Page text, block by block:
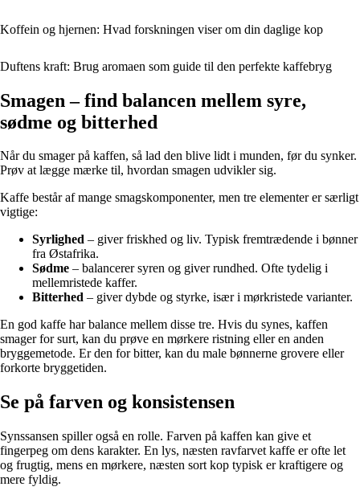
Koffein og hjernen: Hvad forskningen viser om din daglige kop
Duftens kraft: Brug aromaen som guide til den perfekte kaffebryg
Smagen – find balancen mellem syre,
sødme og bitterhed
Når du smager på kaffen, så lad den blive lidt i munden, før du synker.
Prøv at lægge mærke til, hvordan smagen udvikler sig.
Kaffe består af mange smagskomponenter, men tre elementer er særligt
vigtige:
Syrlighed – giver friskhed og liv. Typisk fremtrædende i bønner
fra Østafrika.
Sødme – balancerer syren og giver rundhed. Ofte tydelig i
mellemristede kaffer.
Bitterhed – giver dybde og styrke, især i mørkristede varianter.
En god kaffe har balance mellem disse tre. Hvis du synes, kaffen
smager for surt, kan du prøve en mørkere ristning eller en anden
bryggemetode. Er den for bitter, kan du male bønnerne grovere eller
forkorte bryggetiden.
Se på farven og konsistensen
Synssansen spiller også en rolle. Farven på kaffen kan give et
fingerpeg om dens karakter. En lys, næsten ravfarvet kaffe er ofte let
og frugtig, mens en mørkere, næsten sort kop typisk er kraftigere og
mere fyldig.